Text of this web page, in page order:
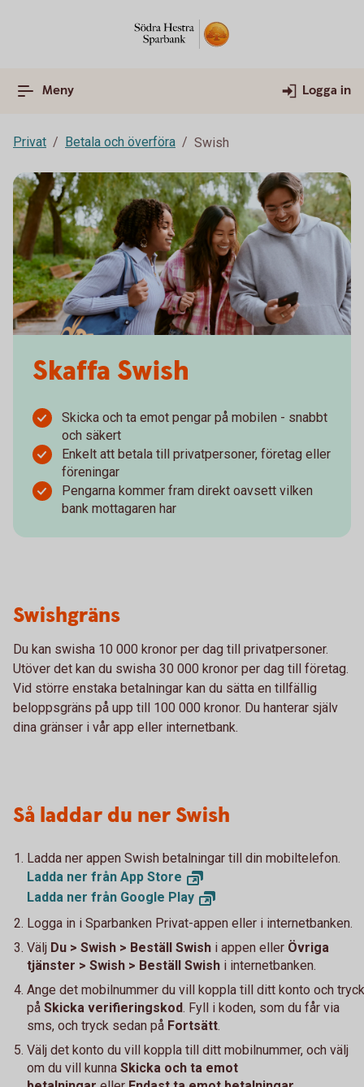
Meny Logga in
Privat Betala och överföra Swish
Skaffa Swish
Skicka och ta emot pengar på mobilen - snabbt
och säkert
Enkelt att betala till privatpersoner, företag eller
föreningar
Pengarna kommer fram direkt oavsett vilken
bank mottagaren har
Swishgräns
Du kan swisha 10 000 kronor per dag till privatpersoner.
Utöver det kan du swisha 30 000 kronor per dag till företag.
Vid större enstaka betalningar kan du sätta en tillfällig
beloppsgräns på upp till 100 000 kronor. Du hanterar själv
dina gränser i vår app eller internetbank.
Så laddar du ner Swish
Ladda ner appen Swish betalningar till din mobiltelefon.
Ladda ner från App Store
Ladda ner från Google Play
Logga in i Sparbanken Privat-appen eller i internetbanken.
Välj Du > Swish > Beställ Swish i appen eller Övriga
tjänster > Swish > Beställ Swish i internetbanken.
Ange det mobilnummer du vill koppla till ditt konto och tryck
på Skicka verifieringskod. Fyll i koden, som du får via
sms, och tryck sedan på Fortsätt.
Välj det konto du vill koppla till ditt mobilnummer, och välj
om du vill kunna Skicka och ta emot